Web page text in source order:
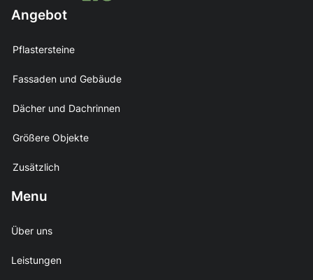
Angebot
Pflastersteine
Fassaden und Gebäude
Dächer und Dachrinnen
Größere Objekte
Zusätzlich
Menu
Über uns
Leistungen